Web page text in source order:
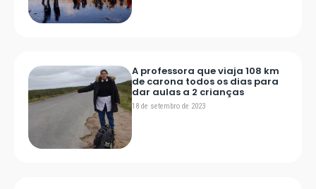
A professora que viaja 108 km
de carona todos os dias para
dar aulas a 2 crianças
18 de setembro de 2023